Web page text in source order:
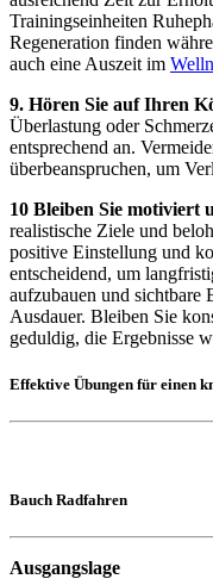
Trainingseinheiten
Regeneration finden
auch eine Auszeit im
9. Hören Sie auf Ihren
Überlastung oder
entsprechend an.
überbeanspruchen, um
10 Bleiben Sie motiviert
realistische Ziele und
positive Einstellung und
entscheidend, um
aufzubauen und sichtbare
Ausdauer. Bleiben Sie
geduldig, die Ergebnisse
Effektive Übungen für einen
Bauch Radfahren
Ausgangslage